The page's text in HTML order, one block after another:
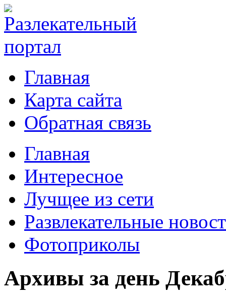
Главная
Карта сайта
Обратная связь
Главная
Интересное
Лучщее из сети
Развлекательные
Фотоприколы
Архивы за день